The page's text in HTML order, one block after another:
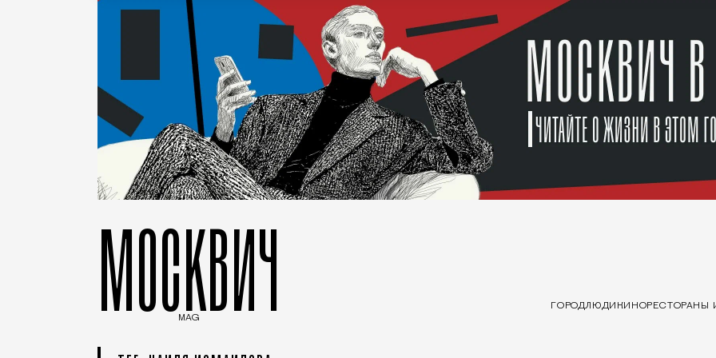
МОСКВИЧ
MAG
ГОРОДЛЮДИ КИНОРЕСТОРАНЫ